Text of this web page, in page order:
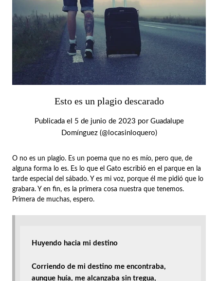
Esto es un plagio descarado
Publicada el 5 de junio de 2023 por Guadalupe
Domínguez (@locasinloquero)
O no es un plagio. Es un poema que no es mío, pero que, de
alguna forma lo es. Es lo que el Gato escribió en el parque en la
tarde especial del sábado. Y es mi voz, porque él me pidió que lo
grabara. Y en fin, es la primera cosa nuestra que tenemos.
Primera de muchas, espero.
Huyendo hacia mi destino
Corriendo de mi destino me encontraba,
aunque huía, me alcanzaba sin tregua,